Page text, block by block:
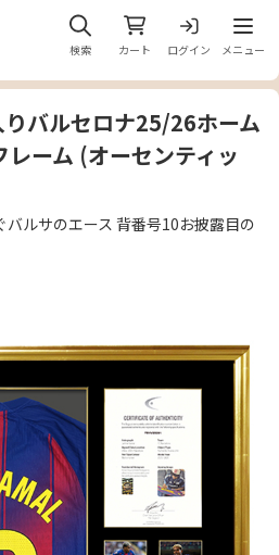
検索 カート ログイン
メニ
メニュー
バルセロナ25/26ホーム
ーム (オーセンティッ
バルサのエース 背番号10お披露目の